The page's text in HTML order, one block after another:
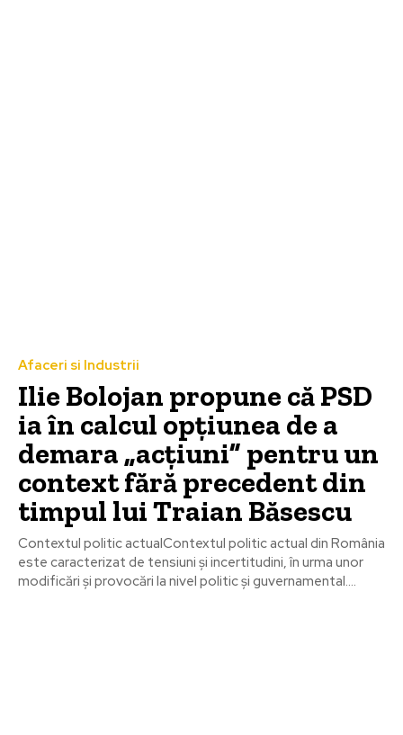
Afaceri si Industrii
Ilie Bolojan propune că PSD
ia în calcul opțiunea de a
demara „acțiuni” pentru un
context fără precedent din
timpul lui Traian Băsescu
Contextul politic actualContextul politic actual din România
este caracterizat de tensiuni și incertitudini, în urma unor
modificări și provocări la nivel politic și guvernamental....